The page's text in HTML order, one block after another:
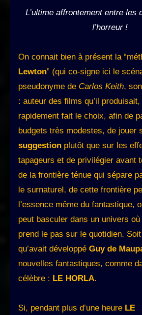
L’ultime affrontement entre les
l’horreur !
On connait bien à présent la
Lewton” (qui co-signe ici le
pseudonyme de Carlos Keith,
: auteur des films qu’il
rapidement fait le choix, afin de
budgets très modestes, de jouer
suggestion plutôt que sur les
tapageurs et de privilégier avant
de la frontière ténue qui sépare
le surnaturel, de cette frontière
l’essence même du fantastique,
peut basculer dans un univers
prend le pas sur le quotidien.
qu’avait développé Guy de
nouvelles fantastiques, comme
célèbre : LE HORLA.
Si, pendant plus d’une heure LE